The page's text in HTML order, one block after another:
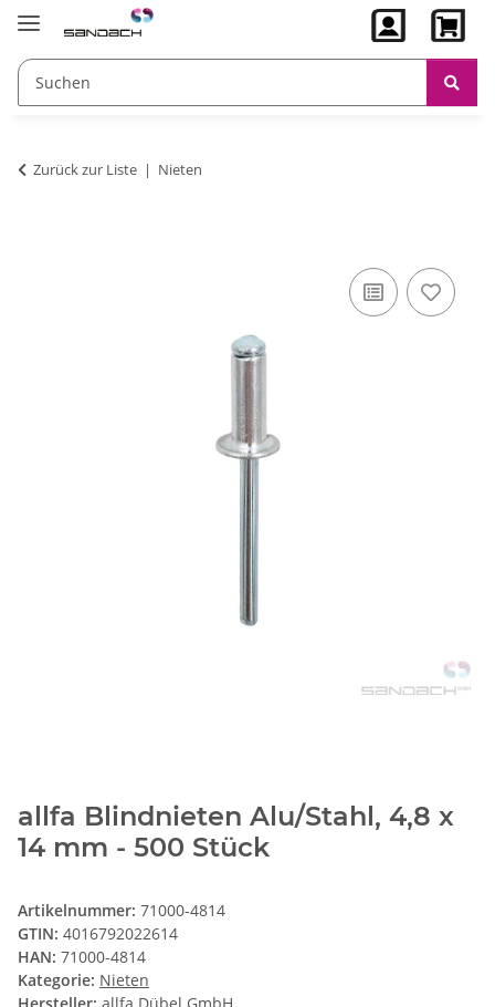
Zurück zur Liste Nieten
allfa Blindnieten Alu/Stahl, 4,8 x
14 mm - 500 Stück
Artikelnummer: 71000-4814
GTIN: 4016792022614
HAN: 71000-4814
Kategorie: Nieten